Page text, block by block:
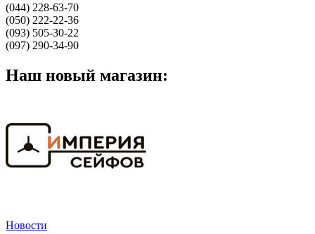
(044) 228-63-70
(050) 222-22-36
(093) 505-30-22
(097) 290-34-90
Наш новый магазин:
Новости